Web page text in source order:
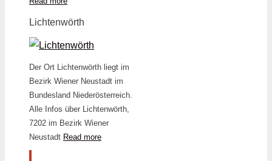
Lichtenwörth
Der Ort Lichtenwörth liegt im
Bezirk Wiener Neustadt im
Bundesland Niederösterreich.
Alle Infos über Lichtenwörth,
7202 im Bezirk Wiener
Neustadt Read more